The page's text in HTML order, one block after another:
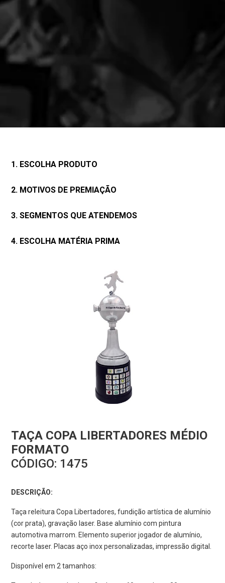
1. ESCOLHA PRODUTO
2. MOTIVOS DE PREMIAÇÃO
3. SEGMENTOS QUE ATENDEMOS
4. ESCOLHA MATÉRIA PRIMA
TAÇA COPA LIBERTADORES MÉDIO
FORMATO
CÓDIGO: 1475
DESCRIÇÃO:
Taça releitura Copa Libertadores, fundição artística de alumínio
(cor prata), gravação laser. Base alumínio com pintura
automotiva marrom. Elemento superior jogador de alumínio,
recorte laser. Placas aço inox personalizadas, impressão digital.
Disponível em 2 tamanhos: